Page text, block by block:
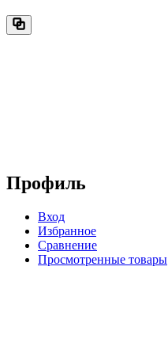
Профиль
Вход
Избранное
Сравнение
Просмотренные товары